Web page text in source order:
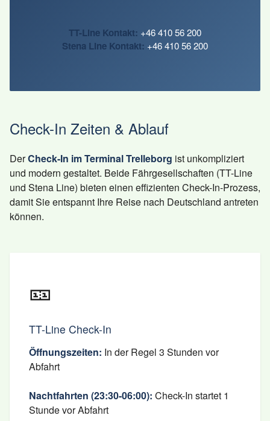
TT-Line Kontakt: +46 410 56 200
Stena Line Kontakt: +46 410 56 200
Check-In Zeiten & Ablauf
DerCheck-In im Terminal Trelleborg ist unkompliziert
und modern gestaltet. Beide Fährgesellschaften (TT-Line
und Stena Line) bieten einen effizienten Check-In-Prozess,
damit Sie entspannt Ihre Reise nach Deutschland antreten
können.
🎫
TT-Line Check-In
Öffnungszeiten: In der Regel 3 Stunden vor
Abfahrt
Nachtfahrten (23:30-06:00): Check-In startet 1
Stunde vor Abfahrt